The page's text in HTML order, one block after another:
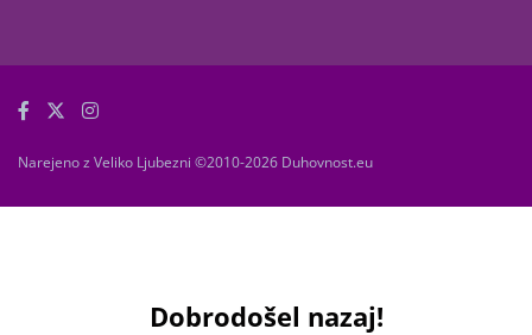
Narejeno z Veliko Ljubezni ©2010-2026 Duhovnost.eu
Dobrodošel nazaj!